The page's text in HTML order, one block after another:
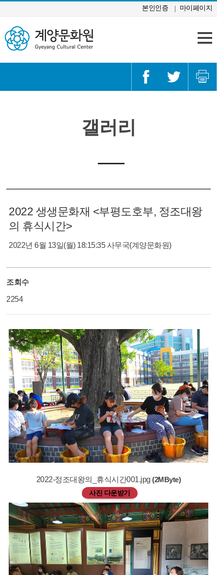
콘텐츠 바로가기 본인인증 마이페이지
갤러리
2022 생생문화재 <부평도호부, 정조대왕
의 휴식시간>
2022년 6월 13일(월) 18:15:35 사무국(계양문화원)
조회수
2254
2022-정조대왕의_휴식시간001.jpg(2MByte)
사진 다운받기